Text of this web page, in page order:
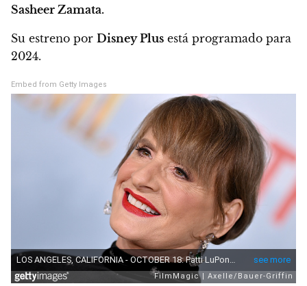
Sasheer Zamata.
Su estreno por Disney Plus está programado para
2024.
Embed from Getty Images